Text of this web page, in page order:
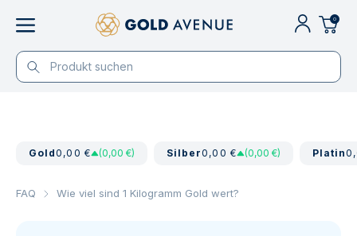
0
Gold0,00 € (0,00 €) Silber0,00 € (0,00 €) Platin
FAQ Wie viel sind 1 Kilogramm Gold wert?